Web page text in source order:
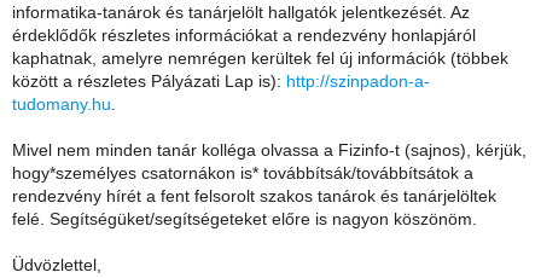
informatika-tanárok és tanárjelölt hallgatók jelentkezését. Az
érdeklődők részletes információkat a rendezvény honlapjáról
kaphatnak, amelyre nemrégen kerültek fel új információk (többek
között a részletes Pályázati Lap is): http://szinpadon-a-
tudomany.hu.
Mivel nem minden tanár kolléga olvassa a Fizinfo-t (sajnos), kérjük,
hogy*személyes csatornákon is* továbbítsák/továbbítsátok a
rendezvény hírét a fent felsorolt szakos tanárok és tanárjelöltek
felé. Segítségüket/segítségeteket előre is nagyon köszönöm.
Üdvözlettel,